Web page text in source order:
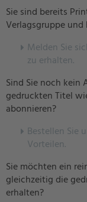
Sie sind bereits
Verlagsgruppe
Melden Sie
zu erhalten.
Sind Sie noch kein
gedruckten Titel
abonnieren?
Bestellen Sie
Vorteilen.
Sie möchten ein
gleichzeitig die
erhalten?